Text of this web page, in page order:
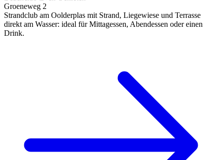
Groeneweg 2
Strandclub am Oolderplas mit Strand, Liegewiese und Terrasse
direkt am Wasser: ideal für Mittagessen, Abendessen oder einen
Drink.